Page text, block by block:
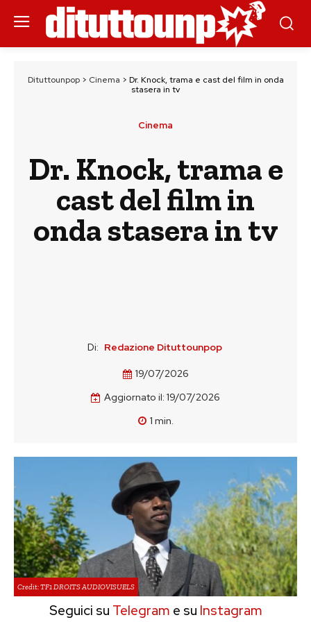
Dituttounpop> Cinema > Dr. Knock, trama e cast del film in onda
stasera in tv
Cinema
Dr. Knock, trama e
cast del film in
onda stasera in tv
Di: Redazione Dituttounpop
19/07/2026
Aggiornato il: 19/07/2026
1 min.
Credit: TF1 DROITS AUDIOVISUELS
Seguici su Telegram e su Instagram